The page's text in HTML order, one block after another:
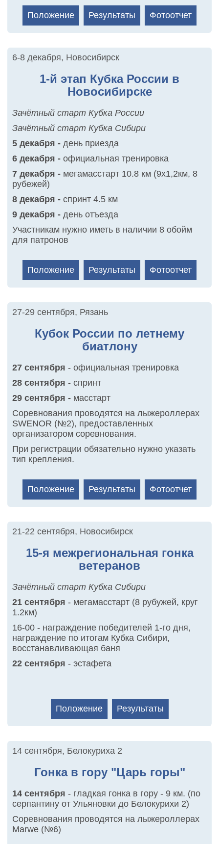
Положение Результаты Фотоотчет
6-8 декабря, Новосибирск
1-й этап Кубка России в
Новосибирске
Зачётный старт Кубка России
Зачётный старт Кубка Сибири
5 декабря - день приезда
6 декабря - официальная тренировка
7 декабря - мегамасстарт 10.8 км (9х1,2км, 8
рубежей)
8 декабря - спринт 4.5 км
9 декабря - день отъезда
Участникам нужно иметь в наличии 8 обойм
для патронов
Положение Результаты Фотоотчет
27-29 сентября, Рязань
Кубок России по летнему
биатлону
27 сентября - официальная тренировка
28 сентября - спринт
29 сентября - масстарт
Соревнования проводятся на лыжероллерах
SWENOR (№2), предоставленных
организатором соревнования.
При регистрации обязательно нужно указать
тип крепления.
Положение Результаты Фотоотчет
21-22 сентября, Новосибирск
15-я межрегиональная гонка
ветеранов
Зачётный старт Кубка Сибири
21 сентября - мегамасстарт (8 рубужей, круг
1.2км)
16-00 - награждение победителей 1-го дня,
награждение по итогам Кубка Сибири,
восстанавливающая баня
22 сентября - эстафета
Положение Результаты
14 сентября, Белокуриха 2
Гонка в гору "Царь горы"
14 сентября - гладкая гонка в гору - 9 км. (по
серпантину от Ульяновки до Белокурихи 2)
Соревнования проводятся на лыжероллерах
Marwe (№6)